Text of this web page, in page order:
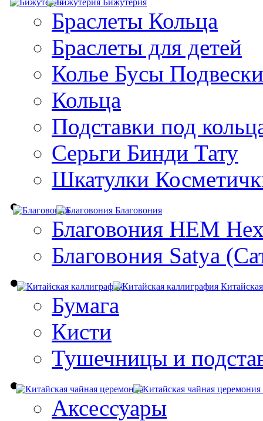
Бижутерия
Браслеты Кольца
Браслеты для детей
Колье Бусы Подвески
Кольца
Подставки под
Серьги Бинди Тату
Шкатулки
Благовония
Благовония HEM
Благовония Satya
Бумага
Кисти
Тушечницы и
Аксессуары